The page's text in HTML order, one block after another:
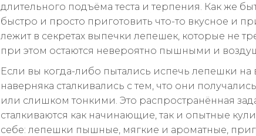
длительного подъёма теста и терпения. Как же
быстро и просто приготовить что-то вкусное и
лежит в секретах выпечки лепешек, которые не
при этом остаются невероятно пышными и
Если вы когда-либо пытались испечь лепешки
наверняка сталкивались с тем, что они
или слишком тонкими. Это распространённая
сталкиваются как начинающие, так и опытные
себе: лепешки пышные, мягкие и ароматные,